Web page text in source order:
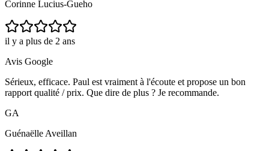
Corinne Lucius-Gueho
il y a plus de 2 ans
Avis Google
Sérieux, efficace. Paul est vraiment à l'écoute et propose un bon
rapport qualité / prix. Que dire de plus ? Je recommande.
GA
Guénaëlle Aveillan